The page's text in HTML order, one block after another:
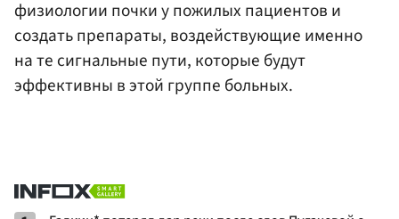
физиологии почки у пожилых пациентов и
создать препараты, воздействующие именно
на те сигнальные пути, которые будут
эффективны в этой группе больных.